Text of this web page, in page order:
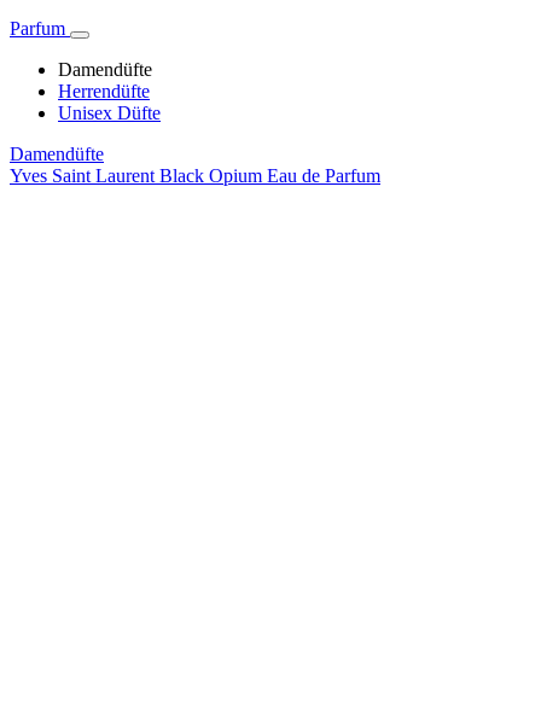
Parfum
Damendüfte
Herrendüfte
Unisex Düfte
Damendüfte
Yves Saint Laurent Black Opium Eau de Parfum